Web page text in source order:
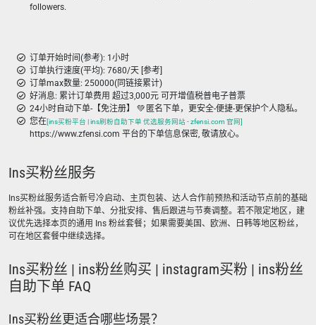
followers.
订单开始时间(参考): 1小时
订单执行速度(平均): 7680/天 [参考]
订单max数量: 250000(同链接累计)
好消息: 累计订单费用 超过3,000元 可开增值税普电子普票
24小时自动下单-【免注册】 💚 匿名下单，更安全-便捷-更保护个人隐私。
您在[ins买粉平台 | ins刷粉自助下单 优选服务网站 - zfensi.com 官网]
https://www.zfensi.com 平台的下单信息保密, 敬请放心。
Ins买粉丝服务
Ins买粉丝服务适合新号冷启动、主页包装、达人合作前预热和活动节点前的基础
粉丝补强。支持自助下单、分批安排、售后跟进与节奏调整。若不限定地区，建
议优先选择本页的通用 Ins 粉丝套餐；如果需要美国、欧洲、日韩等地区粉丝，
可在地区套餐中继续选择。
Ins买粉丝 | ins粉丝购买 | instagram买粉 | ins粉丝
自助下单 FAQ
Ins买粉丝更适合哪些场景？